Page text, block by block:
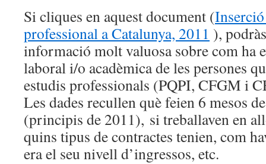
Si cliques en aquest document (
professional a Catalunya, 2011 ),
informació molt valuosa sobre com ha
laboral i/o acadèmica de les persones
estudis professionals (PQPI, CFGM i
Les dades recullen què feien 6 mesos
(principis de 2011), si treballaven en
quins tipus de contractes tenien, com
era el seu nivell d’ingressos, etc.